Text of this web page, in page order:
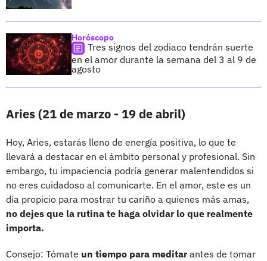
Horóscopo
Tres signos del zodiaco tendrán suerte
en el amor durante la semana del 3 al 9 de
agosto
Aries (21 de marzo - 19 de abril)
Hoy, Aries, estarás lleno de energía positiva, lo que te
llevará a destacar en el ámbito personal y profesional. Sin
embargo, tu impaciencia podría generar malentendidos si
no eres cuidadoso al comunicarte. En el amor, este es un
día propicio para mostrar tu cariño a quienes más amas,
no dejes que la rutina te haga olvidar lo que realmente
importa.
Consejo: Tómate un tiempo para meditarantes de tomar